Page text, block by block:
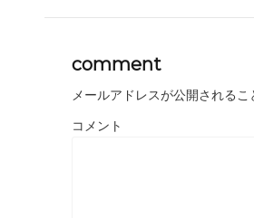
comment
メールアドレスが公開されるこ
コメント